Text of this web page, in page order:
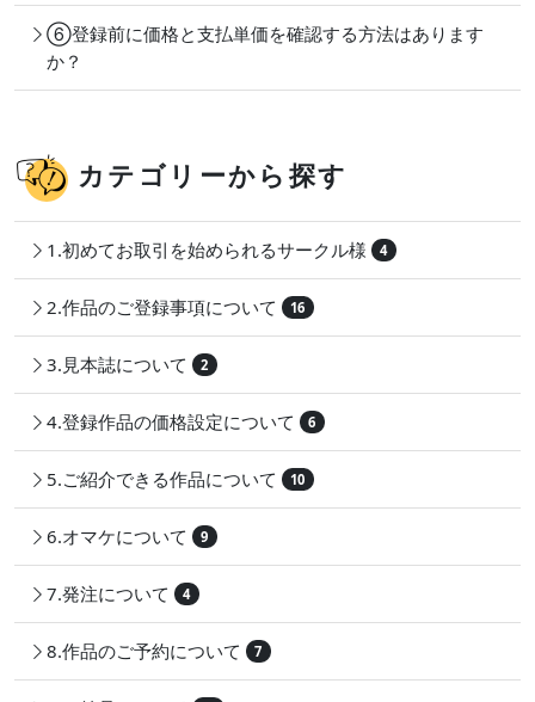
⑥登録前に価格と支払単価を確認する方法はあります
か？
カテゴリーから探す
1.初めてお取引を始められるサークル様 4
2.作品のご登録事項について 16
3.見本誌について 2
4.登録作品の価格設定について 6
5.ご紹介できる作品について 10
6.オマケについて 9
7.発注について 4
8.作品のご予約について 7